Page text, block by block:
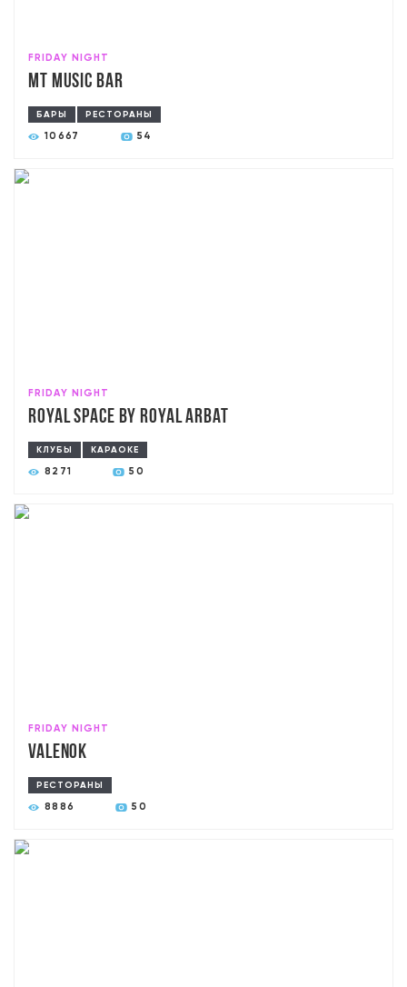
FRIDAY NIGHT
MT Music Bar
БАРЫ РЕСТОРАНЫ
10667 54
FRIDAY NIGHT
Royal Space by Royal Arbat
КЛУБЫ КАРАОКЕ
8271 50
FRIDAY NIGHT
Valenok
РЕСТОРАНЫ
8886 50